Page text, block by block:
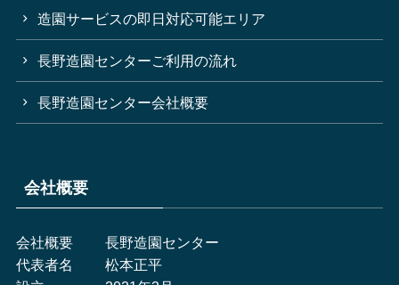
造園サービスの即日対応可能エリア
長野造園センターご利用の流れ
長野造園センター会社概要
会社概要
会社概要
長野造園センター
代表者名
松本正平